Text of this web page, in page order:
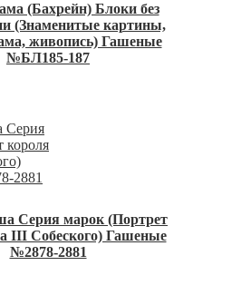
(Бахрейн) Блоки без
(Знаменитые картины,
живопись) Гашеные
№БЛ185-187
Серия марок (Портрет
III Собеского) Гашеные
№2878-2881